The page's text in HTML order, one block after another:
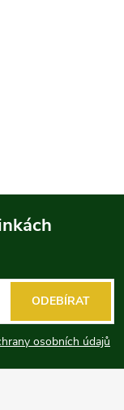
osobních údajů
ODEBÍRAT